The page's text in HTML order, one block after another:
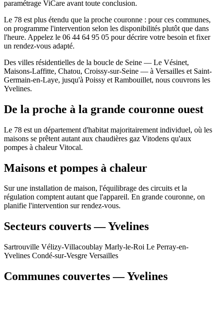
paramétrage ViCare avant toute conclusion.
Le 78 est plus étendu que la proche couronne : pour ces communes,
on programme l'intervention selon les disponibilités plutôt que dans
l'heure. Appelez le 06 44 64 95 05 pour décrire votre besoin et fixer
un rendez-vous adapté.
Des villes résidentielles de la boucle de Seine — Le Vésinet,
Maisons-Laffitte, Chatou, Croissy-sur-Seine — à Versailles et Saint-
Germain-en-Laye, jusqu'à Poissy et Rambouillet, nous couvrons les
Yvelines.
De la proche à la grande couronne ouest
Le 78 est un département d'habitat majoritairement individuel, où les
maisons se prêtent autant aux chaudières gaz Vitodens qu'aux
pompes à chaleur Vitocal.
Maisons et pompes à chaleur
Sur une installation de maison, l'équilibrage des circuits et la
régulation comptent autant que l'appareil. En grande couronne, on
planifie l'intervention sur rendez-vous.
Secteurs couverts — Yvelines
Sartrouville Vélizy-Villacoublay Marly-le-Roi Le Perray-en-
Yvelines Condé-sur-Vesgre Versailles
Communes couvertes — Yvelines